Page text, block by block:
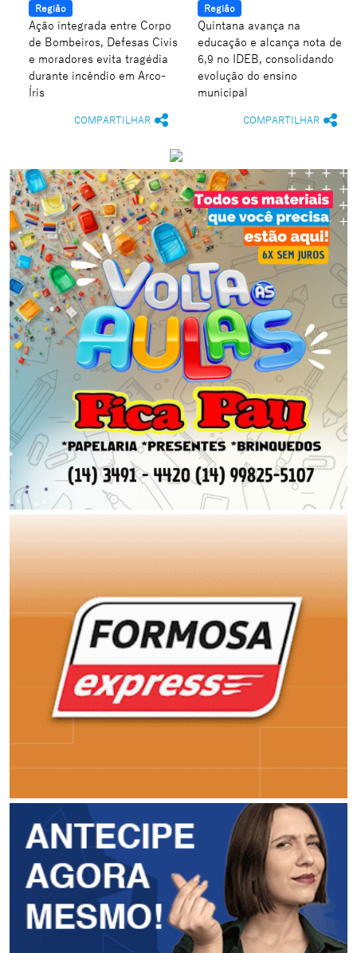
Região
Ação integrada entre Corpo
de Bombeiros, Defesas Civis
e moradores evita tragédia
durante incêndio em Arco-
Íris
COMPARTILHAR
Região
Quintana avança na
educação e alcança nota de
6,9 no IDEB, consolidando
evolução do ensino
municipal
COMPARTILHAR